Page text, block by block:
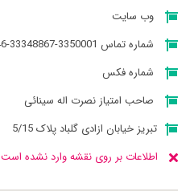
وب سایت
شماره تماس 3350001-33348867-46
شماره فکس
صاحب امتیاز نصرت اله سینائی
تبریز خیابان ازادی گلباد پلاک 5/15
اطلاعات بر روی نقشه وارد نشده است